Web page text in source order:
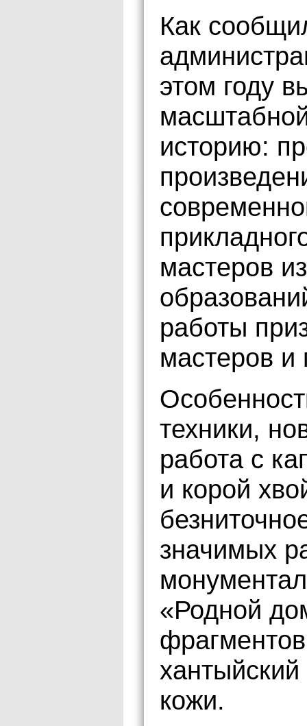
Как
этом году
историю:
мастеров
работы
мастеров и
техники,
работа с
и корой
значимых
«Родной
кожи.